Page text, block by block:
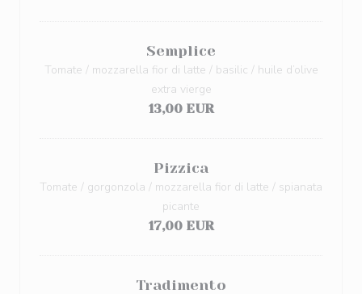
Semplice
Tomate / mozzarella fior di latte / basilic / huile d’olive
extra vierge
13,00 EUR
Pizzica
Tomate / gorgonzola / mozzarella fior di latte / spianata
picante
17,00 EUR
Tradimento